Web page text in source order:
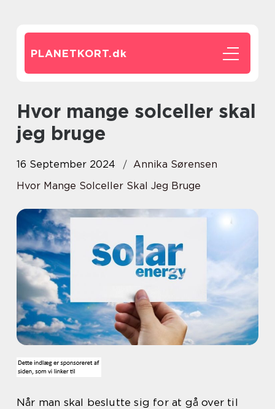
PLANETKORT.dk
Hvor mange solceller skal
jeg bruge
16 September 2024
Annika Sørensen
Hvor Mange Solceller Skal Jeg Bruge
Når man skal beslutte sig for at gå over til